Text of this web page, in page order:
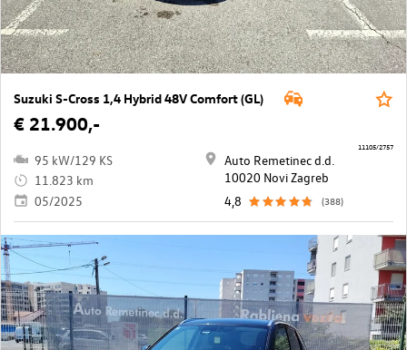
Suzuki S-Cross 1,4 Hybrid 48V Comfort (GL)
€ 21.900,-
95 kW/129 KS
11.823 km
05/2025
Auto Remetinec d.d.
10020 Novi Zagreb
4,8
(388)
11105/2757